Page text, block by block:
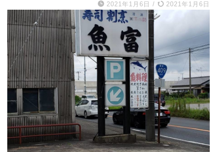
2021年1月6日 / 2021年1月6日